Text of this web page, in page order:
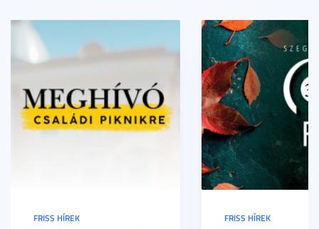
FRISS HÍREK FRISS HÍREK